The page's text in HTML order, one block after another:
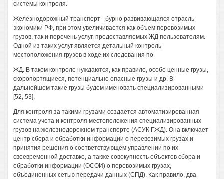
системы контроля.
Железнодорожный транспорт - бурно развивающаяся отрасль
экономики РФ, при этом увеличивается как объем перевозимых
грузов, так и перечень услуг, предоставляемых ЖД пользователям.
Одной из таких услуг является детальный контроль
местоположения грузов в ходе их следования по
ЖД. В таком контроле нуждаются, как правило, особо ценные грузы,
скоропортящиеся, потенциально опасные грузы и др. В
дальнейшем такие грузы будем именовать специализированными
[52, 53].
Для контроля за такими грузами создается автоматизированная
система учета и контроля местоположения специализированных
грузов на железнодорожном транспорте (АСУК ГЖД). Она включает
центр сбора и обработки информации о перевозимых грузах и
принятия решения о соответствующем управлении по их
своевременной доставке, а также совокупность объектов сбора и
обработки информации (ОСОИ) о перевозимых грузах,
объединенных сетью передачи данных (СПД). Как правило, два